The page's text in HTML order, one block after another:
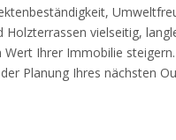
Holzterrassen vielseitig,
Wert Ihrer Immobilie
Planung Ihres nächsten